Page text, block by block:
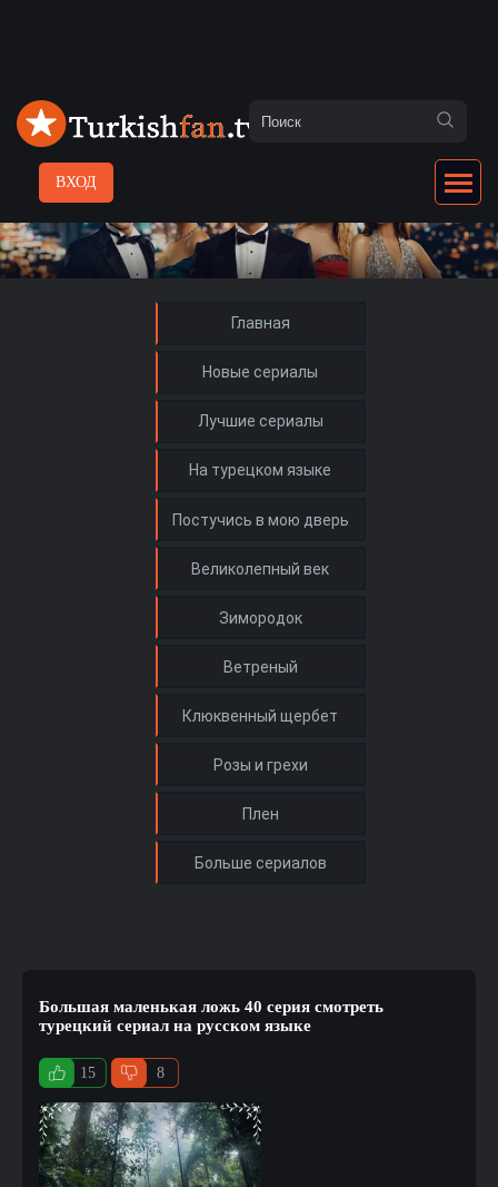
ВХОД
Главная
Новые сериалы
Лучшие сериалы
На турецком языке
Большая маленькая ложь 40 серия смотреть
турецкий сериал на русском языке
15 8